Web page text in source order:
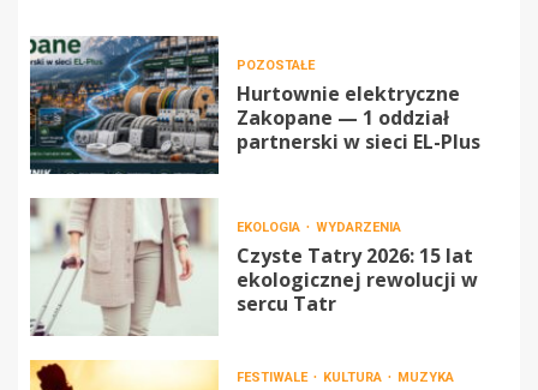
POZOSTAŁE
Hurtownie elektryczne
Zakopane — 1 oddział
partnerski w sieci EL-Plus
EKOLOGIA WYDARZENIA
Czyste Tatry 2026: 15 lat
ekologicznej rewolucji w
sercu Tatr
FESTIWALE KULTURA MUZYKA